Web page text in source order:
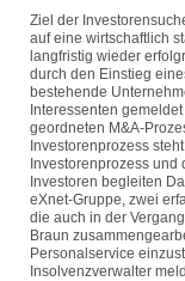
Ziel der
auf eine wirtschaftlich
langfristig wieder
durch den Einstieg
bestehende
Interessenten
geordneten M&A-
Investorenprozess
Investorenprozess
Investoren begleiten
eXnet-Gruppe, zwei
die auch in der
Braun
Personalservice
Insolvenzverwalter